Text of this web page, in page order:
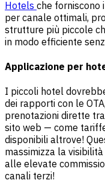
Hotels che forniscono
per canale ottimali,
strutture più piccole
in modo efficiente
Applicazione per
I piccoli hotel
dei rapporti con le
prenotazioni dirette
sito web — come
disponibili altrove!
massimizza la
alle elevate
canali terzi!